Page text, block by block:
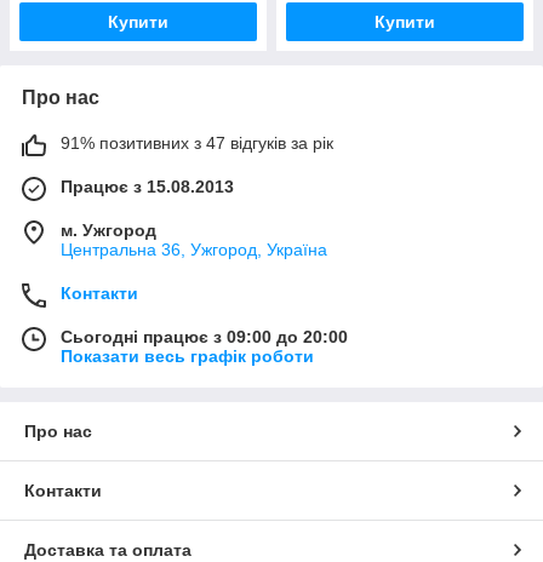
Купити Купити
Про нас
91% позитивних з 47 відгуків за рік
Працює з 15.08.2013
м. Ужгород
Центральна 36, Ужгород, Україна
Контакти
Сьогодні працює з 09:00 до 20:00
Показати весь графік роботи
Про нас
Контакти
Доставка та оплата